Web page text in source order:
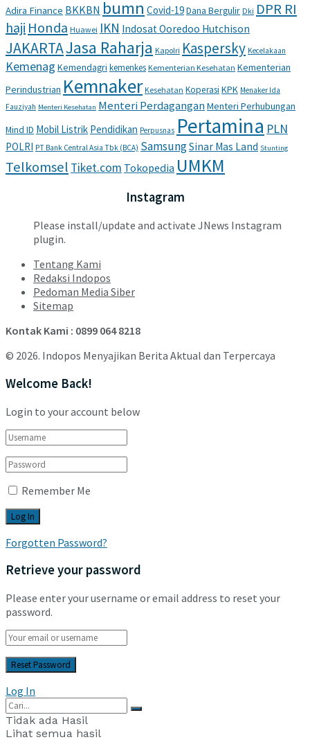
Adira Finance BKKBN bumn Covid-19Dana Bergulir Dki DPR RI
haji Honda Huawei IKN Indosat Ooredoo Hutchison
JAKARTAJasa Raharja Kapolri Kaspersky Kecelakaan
Kemenag Kemendagri kemenkes Kementerian Kesehatan Kementerian
Perindustrian Kemnaker Kesehatan Koperasi KPK Menaker Ida
Fauziyah Menteri Kesehatan Menteri PerdaganganMenteri Perhubungan
Mind ID Mobil Listrik Pendidikan Perpusnas Pertamina PLN
POLRI PT Bank Central Asia Tbk (BCA) SamsungSinar Mas Land Stunting
Telkomsel Tiket.com Tokopedia UMKM
Instagram
Please install/update and activate JNews Instagram
plugin.
Tentang Kami
Redaksi Indopos
Pedoman Media Siber
Sitemap
Kontak Kami : 0899 064 8218
© 2026. Indopos Menyajikan Berita Aktual dan Terpercaya
Welcome Back!
Login to your account below
Remember Me
Forgotten Password?
Retrieve your password
Please enter your username or email address to reset your
password.
Log In
Tidak ada Hasil
Lihat semua hasil